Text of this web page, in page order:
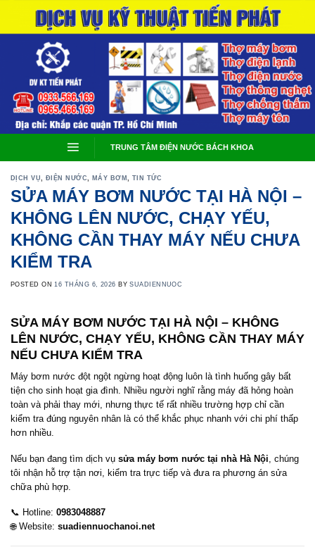
content
TRUNG TÂM ĐIỆN NƯỚC BÁCH KHOA
DỊCH VỤ,ĐIỆN NƯỚC, MÁY BƠM,TIN TỨC
SỬA MÁY BƠM NƯỚC TẠI HÀ NỘI –
KHÔNG LÊN NƯỚC, CHẠY YẾU,
KHÔNG CẦN THAY MÁY NẾU CHƯA
KIỂM TRA
POSTED ON 16 THÁNG 6, 2026 BYSUADIENNUOC
SỬA MÁY BƠM NƯỚC TẠI HÀ NỘI – KHÔNG
LÊN NƯỚC, CHẠY YẾU, KHÔNG CẦN THAY MÁY
NẾU CHƯA KIỂM TRA
Máy bơm nước đột ngột ngừng hoạt động luôn là tình huống gây bất
tiện cho sinh hoạt gia đình. Nhiều người nghĩ rằng máy đã hỏng hoàn
toàn và phải thay mới, nhưng thực tế rất nhiều trường hợp chỉ cần
kiểm tra đúng nguyên nhân là có thể khắc phục nhanh với chi phí thấp
hơn nhiều.
Nếu bạn đang tìm dịch vụ sửa máy bơm nước tại nhà Hà Nội , chúng
tôi nhận hỗ trợ tận nơi, kiểm tra trực tiếp và đưa ra phương án sửa
chữa phù hợp.
📞 Hotline: 0983048887
🌐 Website: suadiennuochanoi.net